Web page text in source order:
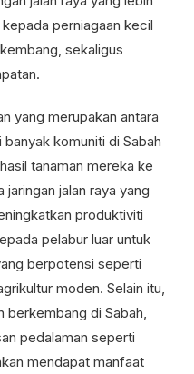
perniagaan kecil
sekaligus
yang merupakan antara
komuniti di Sabah
tanaman mereka ke
jalan raya yang
produktiviti
pelabur luar untuk
berpotensi seperti
moden. Selain itu,
di Sabah,
pedalaman seperti
mendapat manfaat